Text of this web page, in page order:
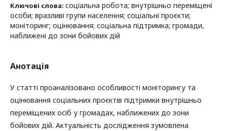
Ключові слова: соціальна робота; внутрішньо переміщені
особи; вразливі групи населення; соціальні проєкти;
моніторинг; оцінювання; соціальна підтримка; громади,
наближені до зони бойових дій
Анотація
У статті проаналізовано особливості моніторингу та
оцінювання соціальних проєктів підтримки внутрішньо
переміщених осіб у громадах, наближених до зони
бойових дій. Актуальність дослідження зумовлена